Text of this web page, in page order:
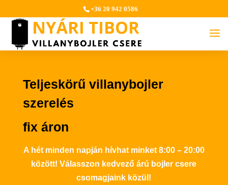
+36 20 942 0586
Teljeskörű villanybojler
szerelés
fix áron
A hét minden napján hívhat minket 8:00 – 20:00
között! Válasszon kedvező árú bojler csere
csomagjaink közül!